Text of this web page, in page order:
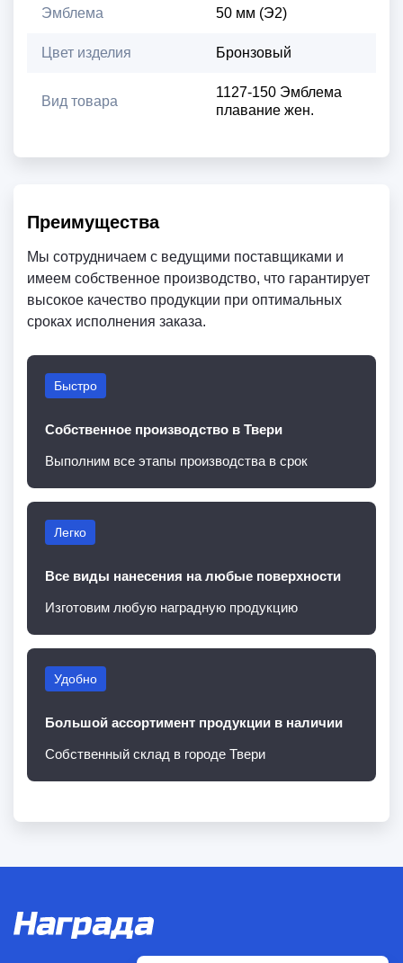
Эмблема 50 мм (Э2)
Цвет изделия Бронзовый
Вид товара
1127-150 Эмблема
плавание жен.
Преимущества
Мы сотрудничаем с ведущими поставщиками и
имеем собственное производство, что гарантирует
высокое качество продукции при оптимальных
сроках исполнения заказа.
Быстро
Собственное производство в Твери
Выполним все этапы производства в срок
Легко
Все виды нанесения на любые поверхности
Изготовим любую наградную продукцию
Удобно
Большой ассортимент продукции в наличии
Собственный склад в городе Твери